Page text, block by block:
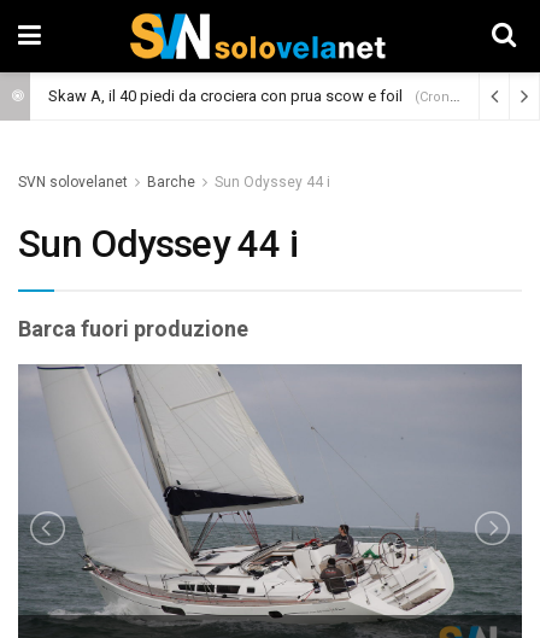
Skaw A, il 40 piedi da crociera con prua scow e foil (Cronaca)
SVN solovelanet Barche Sun Odyssey 44 i
Sun Odyssey 44 i
Barca fuori produzione